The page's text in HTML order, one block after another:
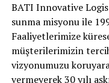
BATI Innovative
sunma misyonu ile
Faaliyetlerimize
müşterilerimizin
vizyonumuzu
vermeyerek 30 yılı